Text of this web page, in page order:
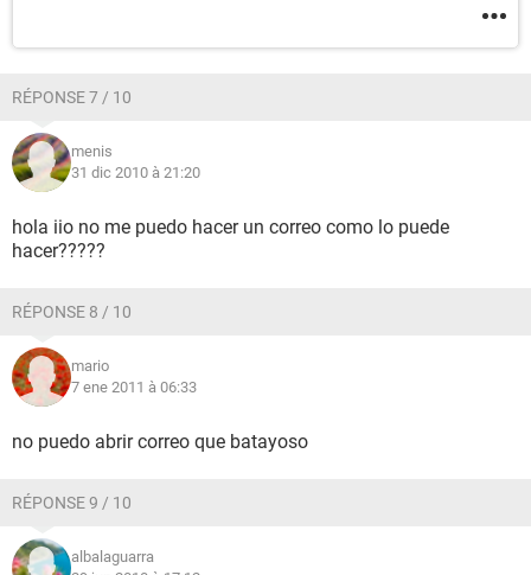
RÉPONSE 7 / 10
menis
31 dic 2010 à 21:20
hola iio no me puedo hacer un correo como lo puede
hacer?????
RÉPONSE 8 / 10
mario
7 ene 2011 à 06:33
no puedo abrir correo que batayoso
RÉPONSE 9 / 10
albalaguarra